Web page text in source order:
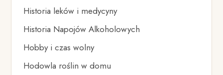
Historia leków i medycyny
Historia Napojów Alkoholowych
Hobby i czas wolny
Hodowla roślin w domu